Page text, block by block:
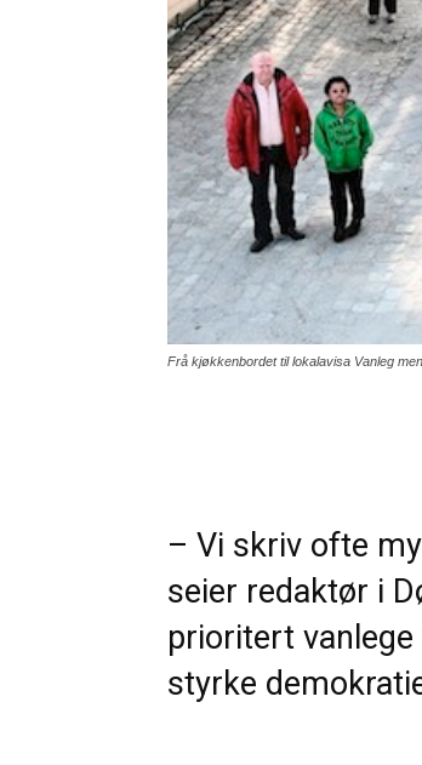
Frå kjøkkenbordet til lokalavisa Vanleg
– Vi skriv ofte
seier redaktør i
prioritert
styrke